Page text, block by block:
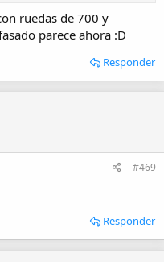
ruedas de 700 y
parece ahora :D
Responder
#469
Responder